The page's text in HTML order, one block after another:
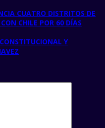
CUATRO DISTRITOS DE
CHILE POR 60 DÍAS
Y